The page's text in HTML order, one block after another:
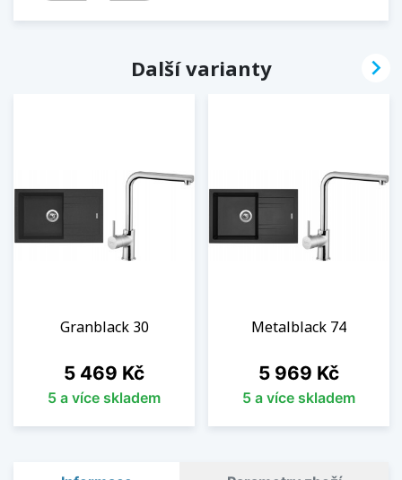
Další varianty
Granblack 30
Cena
5 469 Kč
5 a více skladem
Metalblack 74
Cena
5 969 Kč
5 a více skladem
